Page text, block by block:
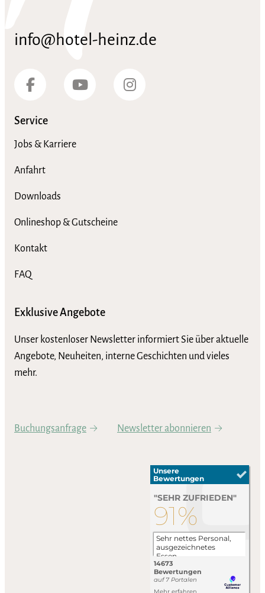
info@hotel-heinz.de
Service
Jobs & Karriere
Anfahrt
Downloads
Onlineshop & Gutscheine
Kontakt
FAQ
Exklusive Angebote
Unser kostenloser Newsletter informiert Sie über aktuelle
Angebote, Neuheiten, interne Geschichten und vieles
mehr.
Buchungsanfrage Newsletter abonnieren